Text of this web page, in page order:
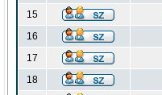
15
16
17
18